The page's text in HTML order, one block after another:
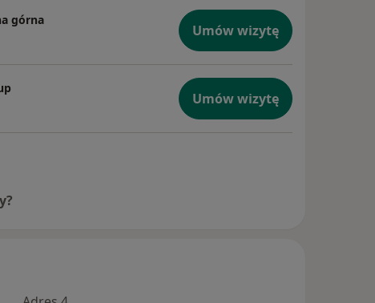
górna
Umów wizytę
Umów wizytę